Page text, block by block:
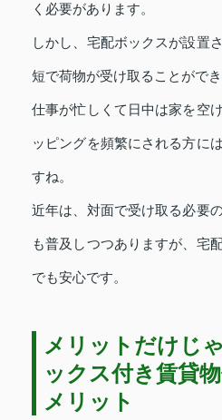
く必要があります。
しかし、宅配ボックスが設置
短で荷物が受け取ることができ
仕事が忙しくて日中は家を空
ッピングを頻繁にされる方に
すね。
近年は、対面で受け取る必要
も普及しつつありますが、宅
でも安心です。
メリットだけじ
ックス付き賃貸
メリット